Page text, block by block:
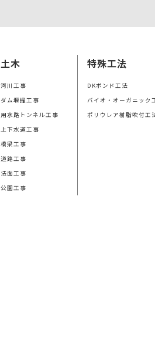
土木
河川工事
ダム堰提工事
用水路トンネル工事
上下水道工事
橋梁工事
道路工事
法面工事
公園工事
特殊工法
DKボンド工法
バイオ・オーガニック
ポリウレア樹脂吹付工